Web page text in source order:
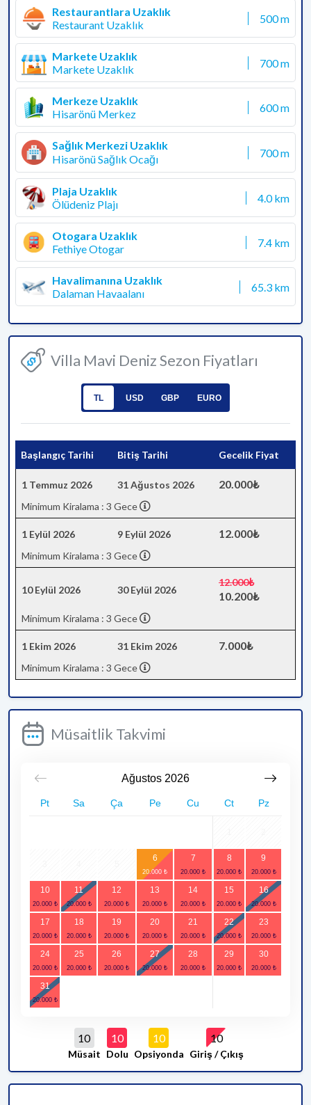
Restaurantlara Uzaklık
Restaurant Uzaklık
500 m
Markete Uzaklık
Markete Uzaklık
700 m
Merkeze Uzaklık
Hisarönü Merkez
600 m
Sağlık Merkezi Uzaklık
Hisarönü Sağlık Ocağı
700 m
Plaja Uzaklık
Ölüdeniz Plajı
4.0 km
Otogara Uzaklık
Fethiye Otogar
7.4 km
Havalimanına Uzaklık
Dalaman Havaalanı
65.3 km
Villa Mavi Deniz Sezon Fiyatları
TL USD GBP EURO
Başlangıç Tarihi Bitiş Tarihi Gecelik Fiyat
1 Temmuz 2026 31 Ağustos 2026 20.000₺
Minimum Kiralama : 3 Gece
1 Eylül 2026 9 Eylül 2026 12.000₺
Minimum Kiralama : 3 Gece
10 Eylül 2026 30 Eylül 2026
12.000₺
10.200₺
Minimum Kiralama : 3 Gece
1 Ekim 2026 31 Ekim 2026 7.000₺
Minimum Kiralama : 3 Gece
Müsaitlik Takvimi
Ağustos 2026
Pt Sa Ça Pe Cu Ct Pz
6 7 8 9
10 11 12 13 14 15 16
17 18 19 20 21 22 23
24 25 26 27 28 29 30
31
10
Müsait
10
Dolu
10
Opsiyonda
10
Giriş / Çıkış